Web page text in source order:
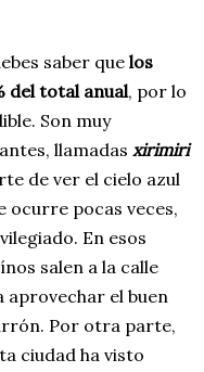
saber quelos
del total anual, por lo
Son muy
llamadasxirimiri
de ver el cielo azul
ocurre pocas veces,
En esos
salen a la calle
aprovechar el buen
Por otra parte,
ciudad ha visto